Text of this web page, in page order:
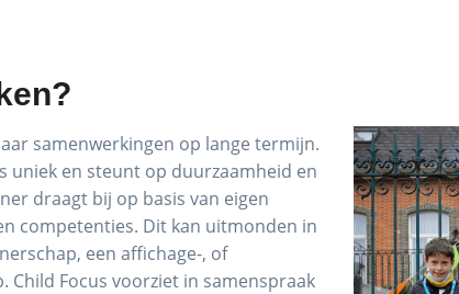
samenwerkingen op lange termijn.
uniek en steunt op duurzaamheid en
draagt bij op basis van eigen
competenties. Dit kan uitmonden in
een affichage-, of
Child Focus voorziet in samenspraak